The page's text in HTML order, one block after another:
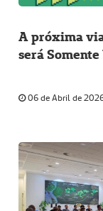
A próxima
será
06 de Abril de